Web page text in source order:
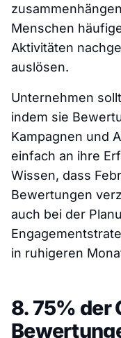
Menschen
Aktivitäten
auslösen.
Unternehmen
indem sie
Kampagnen und
einfach an ihre
Wissen, dass
Bewertungen
auch bei der
in ruhigeren
8. 75% der